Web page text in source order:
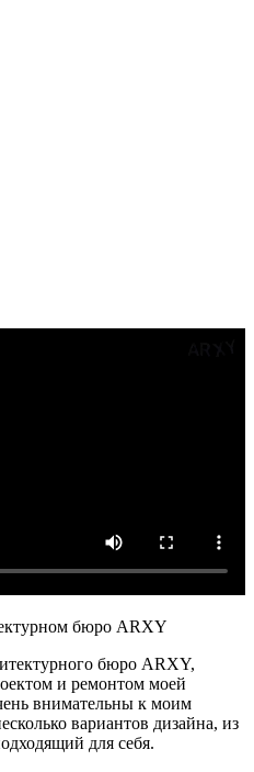
бюро ARXY
бюро ARXY,
и ремонтом моей
внимательны к моим
вариантов дизайна, из
для себя.